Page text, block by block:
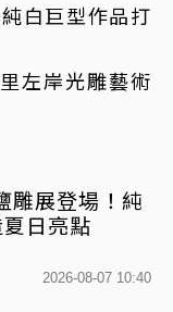
白巨型作品打
左岸光雕藝術
雕展登場！純
日亮點
2026-08-07 10:40